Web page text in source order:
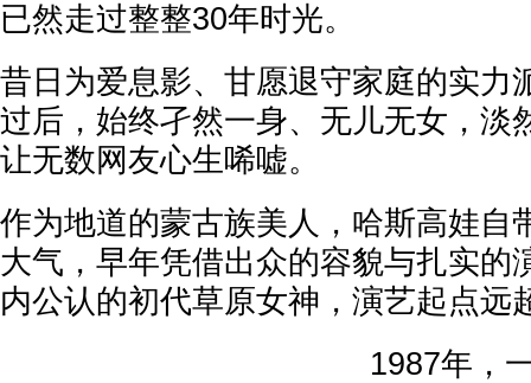
已然走过整整30年时光。
昔日为爱息影、甘愿退守家庭的实力
过后，始终孑然一身、无儿无女，淡
让无数网友心生唏嘘。
作为地道的蒙古族美人，哈斯高娃自
大气，早年凭借出众的容貌与扎实的
内公认的初代草原女神，演艺起点远
1987年，